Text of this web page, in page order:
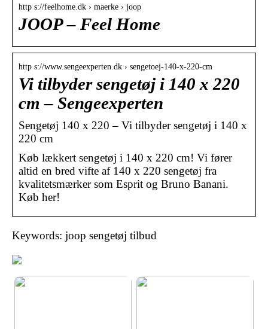
http s://feelhome.dk › maerke › joop
JOOP – Feel Home
http s://www.sengeexperten.dk › sengetoej-140-x-220-cm
Vi tilbyder sengetøj i 140 x 220
cm – Sengeexperten
Sengetøj 140 x 220 – Vi tilbyder sengetøj i 140 x
220 cm
Køb lækkert sengetøj i 140 x 220 cm! Vi fører
altid en bred vifte af 140 x 220 sengetøj fra
kvalitetsmærker som Esprit og Bruno Banani.
Køb her!
Keywords: joop sengetøj tilbud